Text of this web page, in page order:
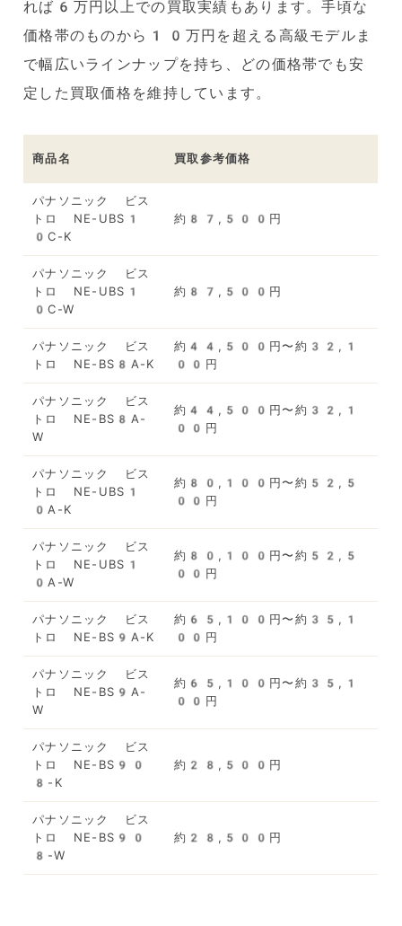
れば6万円以上での買取実績もあります。手頃な
価格帯のものから10万円を超える高級モデルま
で幅広いラインナップを持ち、どの価格帯でも安
定した買取価格を維持しています。
商品名 買取参考価格
パナソニック ビス
トロ NE-UBS1
0C-K
約87,500円
パナソニック ビス
トロ NE-UBS1
0C-W
約87,500円
パナソニック ビス
トロ NE-BS8A-K
約44,500円〜約32,1
00円
パナソニック ビス
トロ NE-BS8A-
W
約44,500円〜約32,1
00円
パナソニック ビス
トロ NE-UBS1
0A-K
約80,100円〜約52,5
00円
パナソニック ビス
トロ NE-UBS1
0A-W
約80,100円〜約52,5
00円
パナソニック ビス
トロ NE-BS9A-K
約65,100円〜約35,1
00円
パナソニック ビス
トロ NE-BS9A-
W
約65,100円〜約35,1
00円
パナソニック ビス
トロ NE-BS90
8-K
約28,500円
パナソニック ビス
トロ NE-BS90
8-W
約28,500円